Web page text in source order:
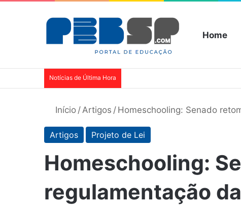
Home
Notícias de Última Hora
Início /Artigos / Homeschooling: Senado
Artigos Projeto de Lei
Homeschooling:
regulamentação